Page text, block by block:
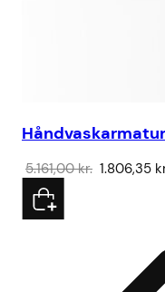
5.161,00kr. Den
1.806,35